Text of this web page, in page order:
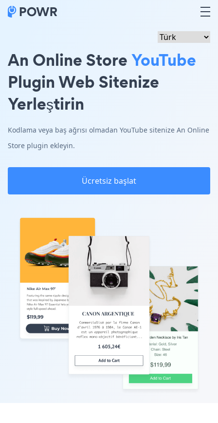
An Online StoreYouTube
Plugin Web Sitenize
Yerleştirin
Kodlama veya baş ağrısı olmadan YouTube sitenize An Online
Store plugin ekleyin.
Ücretsiz başlat